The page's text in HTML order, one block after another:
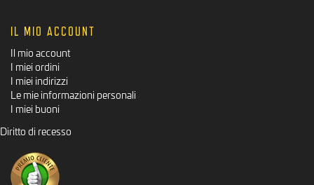
IL MIO ACCOUNT
Il mio account
I miei ordini
I miei indirizzi
Le mie informazioni personali
I miei buoni
Diritto di recesso